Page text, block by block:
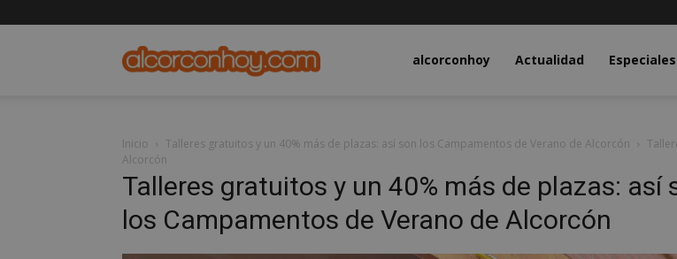
alcorconhoy.comalcorconhoy Actualidad Especiales
Inicio Talleres gratuitos y un 40% más de plazas: así son los Campamentos de Verano de Alcorcón
Alcorcón
Talleres gratuitos y un 40% más de plazas: así
los Campamentos de Verano de Alcorcón